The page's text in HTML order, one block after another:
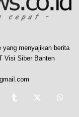
yang menyajikan berita
Visi Siber Banten